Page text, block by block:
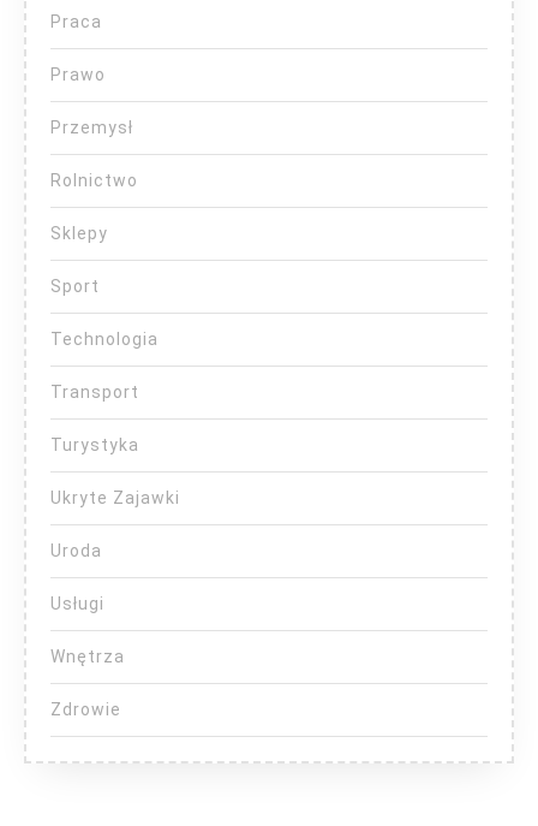
Praca
Prawo
Przemysł
Rolnictwo
Sklepy
Sport
Technologia
Transport
Turystyka
Ukryte Zajawki
Uroda
Usługi
Wnętrza
Zdrowie